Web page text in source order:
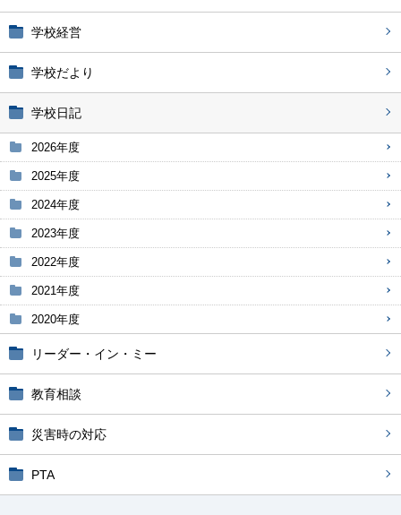
学校経営
学校だより
学校日記
2026年度
2025年度
2024年度
2023年度
2022年度
2021年度
2020年度
リーダー・イン・ミー
教育相談
災害時の対応
PTA